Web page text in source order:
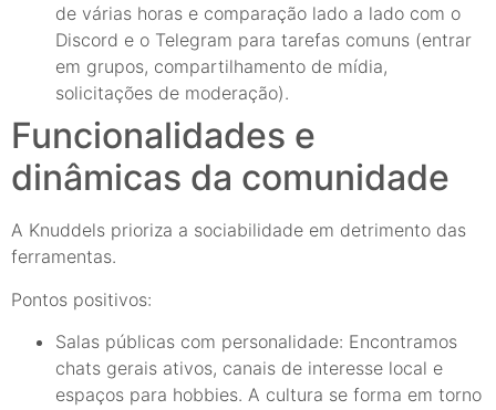
de várias horas e comparação lado a lado com o
Discord e o Telegram para tarefas comuns (entrar
em grupos, compartilhamento de mídia,
solicitações de moderação).
Funcionalidades e
dinâmicas da comunidade
A Knuddels prioriza a sociabilidade em detrimento das
ferramentas.
Pontos positivos:
Salas públicas com personalidade: Encontramos
chats gerais ativos, canais de interesse local e
espaços para hobbies. A cultura se forma em torno